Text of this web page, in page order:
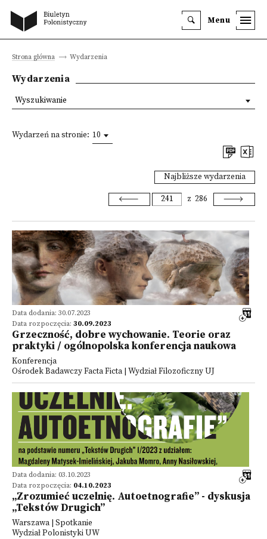
Menu
Strona główna Wydarzenia
Wydarzenia
Wydarzeń na stronie: 10
Najbliższe wydarzenia
z 286
Data dodania: 30.07.2023
Data rozpoczęcia: 30.09.2023
Grzeczność, dobre wychowanie. Teorie oraz
praktyki / ogólnopolska konferencja naukowa
Konferencja
Ośrodek Badawczy Facta Ficta | Wydział Filozoficzny UJ
Data dodania: 03.10.2023
Data rozpoczęcia: 04.10.2023
„Zrozumieć uczelnię. Autoetnografie” - dyskusja
„Tekstów Drugich”
Warszawa | Spotkanie
Wydział Polonistyki UW
Wyszukiwanie